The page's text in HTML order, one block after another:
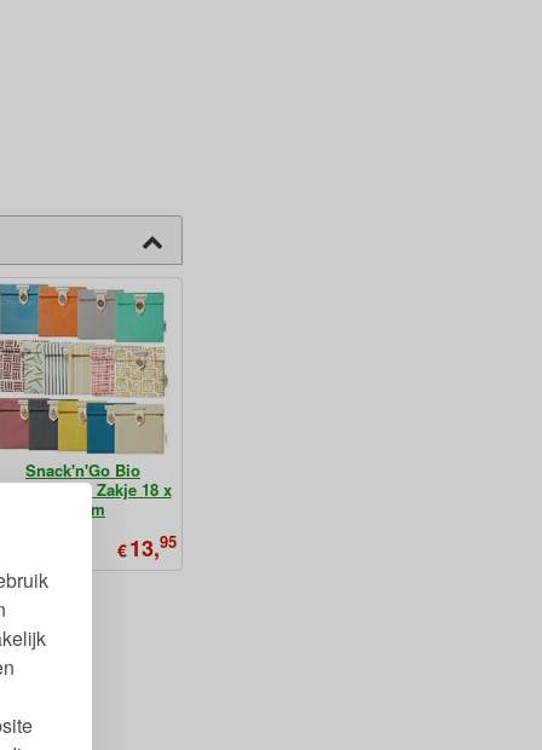
Snack'n'Go Bio
Zakje 18 x
18 cm
€13,95